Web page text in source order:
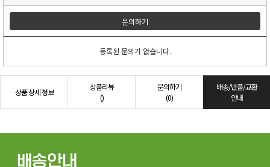
문의하기
등록된 문의가 없습니다.
상품 상세 정보
상품리뷰
()
문의하기
(0)
배송/반품/교환
안내